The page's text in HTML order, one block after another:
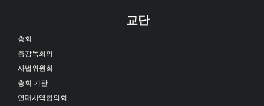
교단
총회
총감독회의
사법위원회
총회 기관
연대사역협의회